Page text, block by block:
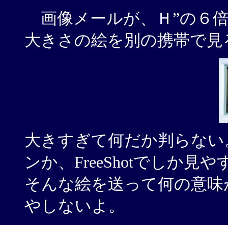
画像メールが、Ｈ”の６
大きさの絵を別の携帯で
大きすぎて何だか判らな
ンか、FreeShotでしか見
そんな絵を送って何の意
やしないよ。